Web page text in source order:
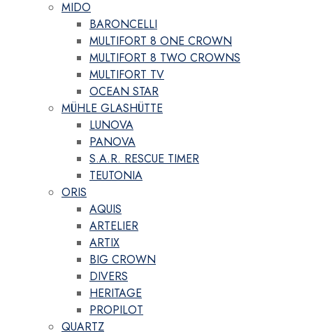
MIDO
BARONCELLI
MULTIFORT 8 ONE CROWN
MULTIFORT 8 TWO CROWNS
MULTIFORT TV
OCEAN STAR
MÜHLE GLASHÜTTE
LUNOVA
PANOVA
S.A.R. RESCUE TIMER
TEUTONIA
ORIS
AQUIS
ARTELIER
ARTIX
BIG CROWN
DIVERS
HERITAGE
PROPILOT
QUARTZ